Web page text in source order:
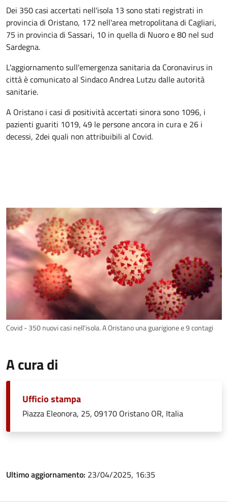
Dei 350 casi accertati nell'isola 13 sono stati registrati in
provincia di Oristano, 172 nell'area metropolitana di Cagliari,
75 in provincia di Sassari, 10 in quella di Nuoro e 80 nel sud
Sardegna.
L'aggiornamento sull'emergenza sanitaria da Coronavirus in
città è comunicato al Sindaco Andrea Lutzu dalle autorità
sanitarie.
A Oristano i casi di positività accertati sinora sono 1096, i
pazienti guariti 1019, 49 le persone ancora in cura e 26 i
decessi, 2dei quali non attribuibili al Covid.
Covid - 350 nuovi casi nell'isola. A Oristano una guarigione e 9 contagi
A cura di
Ufficio stampa
Piazza Eleonora, 25, 09170 Oristano OR, Italia
Ultimo aggiornamento: 23/04/2025, 16:35